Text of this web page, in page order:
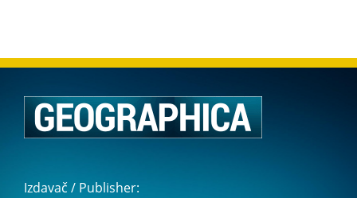
Izdavač / Publisher: